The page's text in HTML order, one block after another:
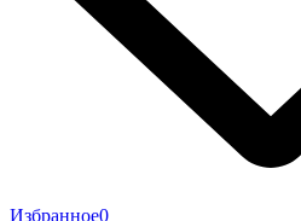
Избранное0